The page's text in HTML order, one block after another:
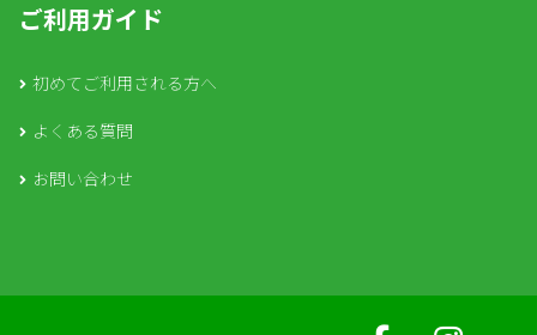
ご利用ガイド
初めてご利用される方へ
よくある質問
お問い合わせ